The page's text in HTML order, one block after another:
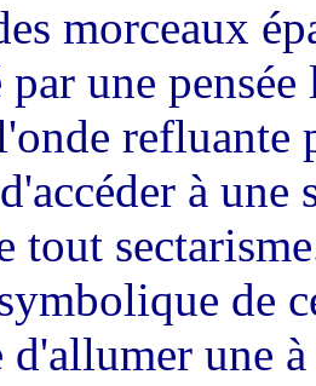
morceaux
par une
refluante
à
tout
de
d'allumer une